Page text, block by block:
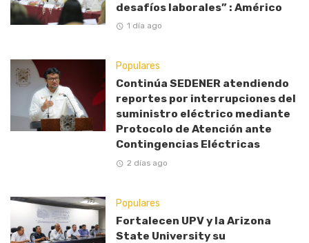
desafíos laborales” : Américo
1 día ago
Populares
Continúa SEDENER atendiendo
reportes por interrupciones del
suministro eléctrico mediante
Protocolo de Atención ante
Contingencias Eléctricas
2 días ago
Populares
Fortalecen UPV y la Arizona
State University su